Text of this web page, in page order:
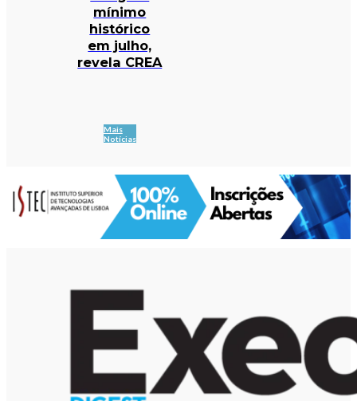
mínimo
histórico
em julho,
revela CREA
Mais
Notícias